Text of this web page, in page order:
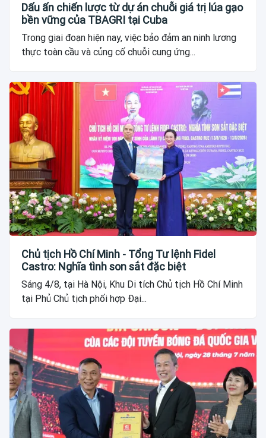
Dấu ấn chiến lược từ dự án chuỗi giá trị lúa gạo
bền vững của TBAGRI tại Cuba
Trong giai đoạn hiện nay, việc bảo đảm an ninh lương
thực toàn cầu và củng cố chuỗi cung ứng...
Chủ tịch Hồ Chí Minh - Tổng Tư lệnh Fidel
Castro: Nghĩa tình son sắt đặc biệt
Sáng 4/8, tại Hà Nội, Khu Di tích Chủ tịch Hồ Chí Minh
tại Phủ Chủ tịch phối hợp Đại...